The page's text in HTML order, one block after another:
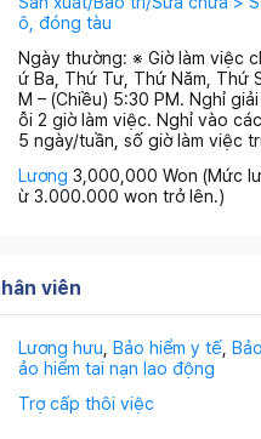
ô, đóng tàu
Ngày thường: ※ Giờ làm việc
ứ Ba, Thứ Tư, Thứ Năm, Thứ
M – (Chiều) 5:30 PM. Nghỉ
ỗi 2 giờ làm việc. Nghỉ vào
5 ngày/tuần, số giờ làm việc
Lương 3,000,000 Won (Mức
ừ 3.000.000 won trở lên.)
viên
Lương hưu Bảo hiểm y tế
ảo hiểm tai nạn lao động
Trợ cấp thôi việc